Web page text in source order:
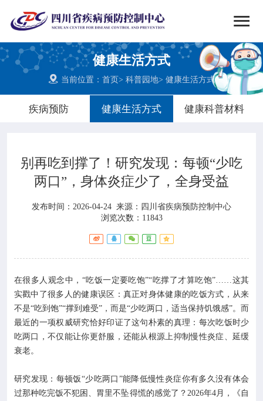

健康生活方式
 当前位置：首页>科普园地>健康生活方式
疾病预防 健康生活方式 健康科普材料

网站首页
中心概况 
新闻动态 
工作重点 
科研培训 
科普园地 
学术期刊
别再吃到撑了！研究发现：每顿“少吃
两口”，身体炎症少了，全身受益
发布时间：2026-04-24 来源： 四川省疾病预防控制中心
浏览次数：11843
在很多人观念中，“吃饭一定要吃饱”“吃撑了才算吃饱”……这其
实戳中了很多人的健康误区：真正对身体健康的吃饭方式，从来
不是“吃到饱”“撑到难受”，而是“少吃两口，适当保持饥饿感”。而
最近的一项权威研究恰好印证了这句朴素的真理：每次吃饭时少
吃两口，不仅能让你更舒服，还能从根源上抑制慢性炎症、延缓
衰老。
研究发现：每顿饭“少吃两口”能降低慢性炎症你有多久没有体会
过那种吃完饭不犯困、胃里不坠得慌的感觉了？2026年4月，《自